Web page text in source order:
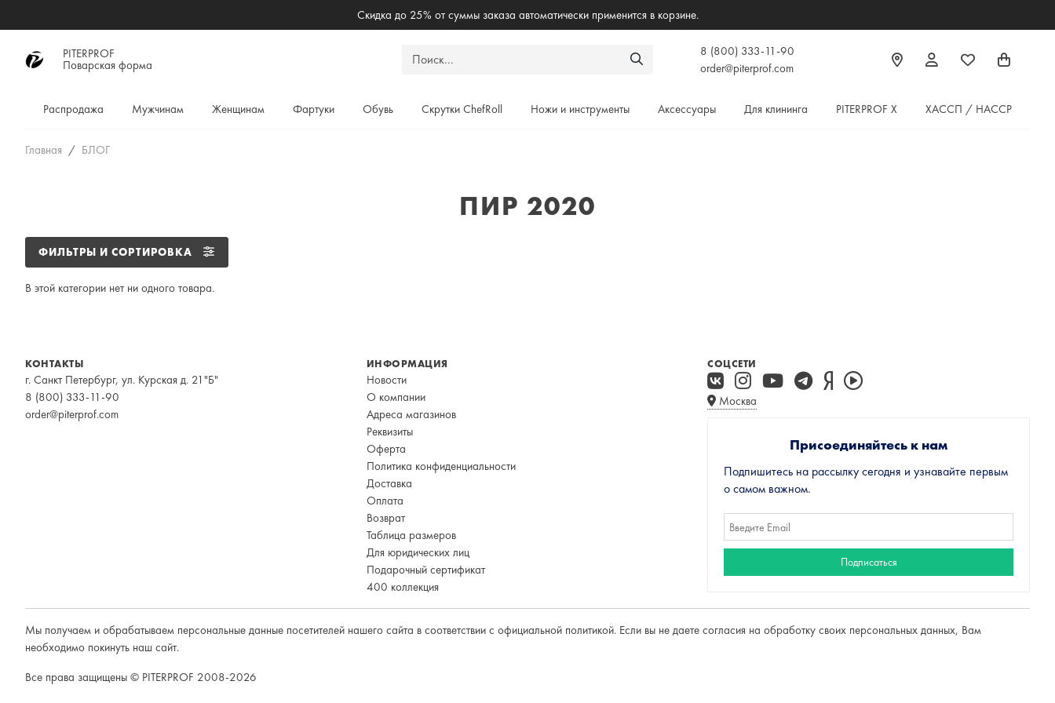
Бесплантая доставка по России при заказе от 5000₽
PITERPROF
Поварская форма
8 (800) 333-11-90
order@piterprof.com
Распродажа Мужчинам Женщинам Фартуки Обувь Скрутки ChefRoll Ножи и инструменты Аксессуары Для клининга PITERPROF X ХАССП / HACCP
Главная БЛОГ
ПИР 2020
ФИЛЬТРЫ И СОРТИРОВКА
В этой категории нет ни одного товара.
КОНТАКТЫ
г. Санкт Петербург, ул. Курская д. 21"Б"
8 (800) 333-11-90
order@piterprof.com
ИНФОРМАЦИЯ
Новости
О компании
Адреса магазинов
Реквизиты
Оферта
Политика конфиденциальности
Доставка
Оплата
Возврат
Таблица размеров
Для юридических лиц
Подарочный сертификат
400 коллекция
СОЦСЕТИ
Москва
Присоединяйтесь к нам
Подпишитесь на рассылку сегодня и узнавайте первым
о самом важном.
Мы получаем и обрабатываем персональные данные посетителей нашего сайта в соответствии с официальной политикой. Если вы не даете согласия на обработку своих персональных данных, Вам
необходимо покинуть наш сайт.
Все права защищены © PITERPROF 2008-2026